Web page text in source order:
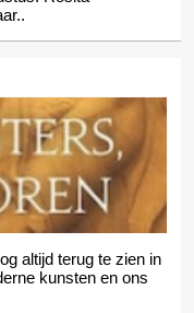
altijd terug te zien in
kunsten en ons